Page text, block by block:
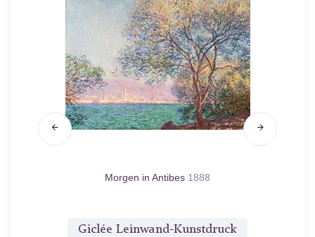
Morgen in Antibes 1888
Giclée Leinwand-Kunstdruck